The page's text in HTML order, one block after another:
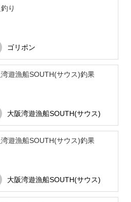
り
ゴリポン
湾遊漁船SOUTH(サウス)釣果
大阪湾遊漁船SOUTH(サウス)
湾遊漁船SOUTH(サウス)釣果
大阪湾遊漁船SOUTH(サウス)